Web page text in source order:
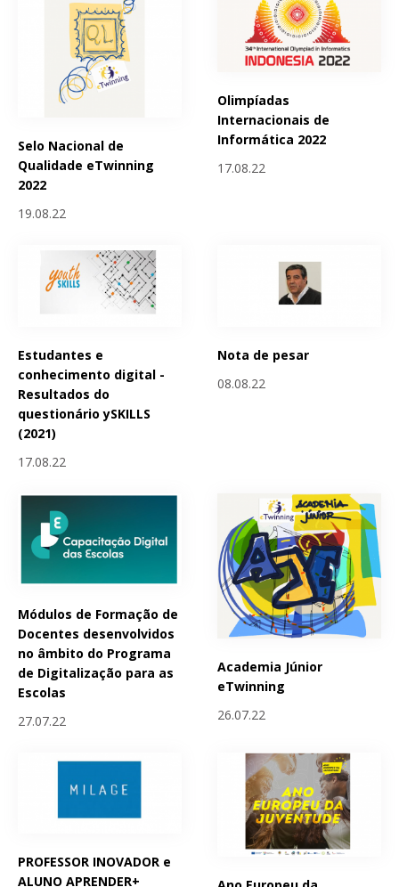
Selo Nacional de
Qualidade eTwinning
2022
19.08.22
Olimpíadas
Internacionais de
Informática 2022
17.08.22
Estudantes e
conhecimento digital -
Resultados do
questionário ySKILLS
(2021)
17.08.22
Nota de pesar
08.08.22
Módulos de Formação de
Docentes desenvolvidos
no âmbito do Programa
de Digitalização para as
Escolas
27.07.22
Academia Júnior
eTwinning
26.07.22
PROFESSOR INOVADOR e
ALUNO APRENDER+